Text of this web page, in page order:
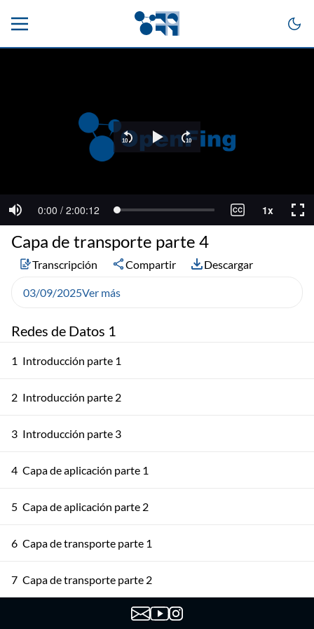
Redes de Datos 1
1 Introducción parte 1
2 Introducción parte 2
3 Introducción parte 3
4 Capa de aplicación parte 1
5 Capa de aplicación parte 2
6 Capa de transporte parte 1
7 Capa de transporte parte 2
Capa de transporte parte 3
Capa de transporte parte 4
Transcripción Compartir Descargar
03/09/2025Ver más